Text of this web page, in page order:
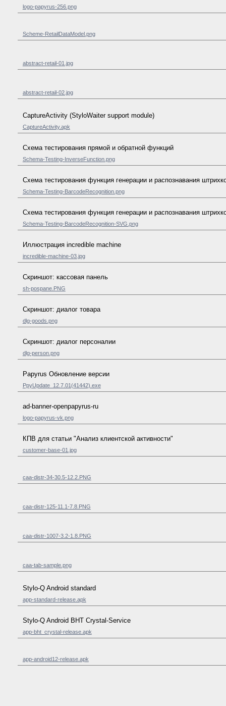
logo-papyrus-256.png
Scheme-RetailDataModel.png
abstract-retail-01.jpg
abstract-retail-02.jpg
CaptureActivity (StyloWaiter support module)
CaptureActivity.apk
Схема тестирования прямой и обратной функций
Schema-Testing-InverseFunction.png
Схема тестирования функция генерации и распознавания
Schema-Testing-BarcodeRecognition.png
Схема тестирования функция генерации и распознавания
Schema-Testing-BarcodeRecognition-SVG.png
Иллюстрация incredible machine
incredible-machine-03.jpg
Скриншот: кассовая панель
sh-pospane.PNG
Скриншот: диалог товара
dlg-goods.png
Скриншот: диалог персоналии
dlg-person.png
Papyrus Обновление версии
PpyUpdate_12.7.01(41442).exe
ad-banner-openpapyrus-ru
logo-papyrus-vk.png
КПВ для статьи "Анализ клиентской активности"
customer-base-01.jpg
caa-distr-34-30.5-12.2.PNG
caa-distr-125-11.1-7.8.PNG
caa-distr-1007-3.2-1.8.PNG
caa-tab-sample.png
Stylo-Q Android standard
app-standard-release.apk
Stylo-Q Android BHT Crystal-Service
app-bht_crystal-release.apk
app-android12-release.apk